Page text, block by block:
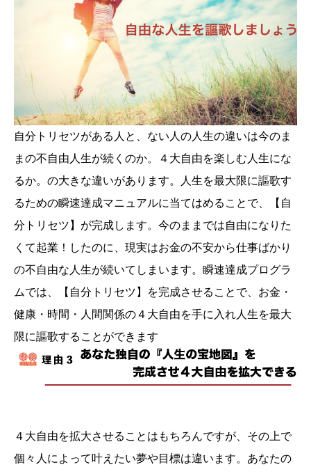
自分トリセツがある人と、ない人の人生の違いは今のま
まの不自由人生が続くのか。４大自由を楽しむ人生にな
るか。の大きな違いがあります。人生を最大限に謳歌す
るための瞬速達成マニュアルに当てはめることで、【自
分トリセツ】が完成します。今のままでは自由になりた
くて起業！したのに、現実はお金の不安から仕事ばかり
の不自由な人生が続いてしまいます。瞬速達成プログラ
ムでは、【自分トリセツ】を完成させることで、お金・
健康・時間・人間関係の４大自由を手に入れ人生を最大
限に謳歌することができます
４大自由を拡大させることはもちろんですが、その上で
個々人によって叶えたい夢や目標は違います。あなたの